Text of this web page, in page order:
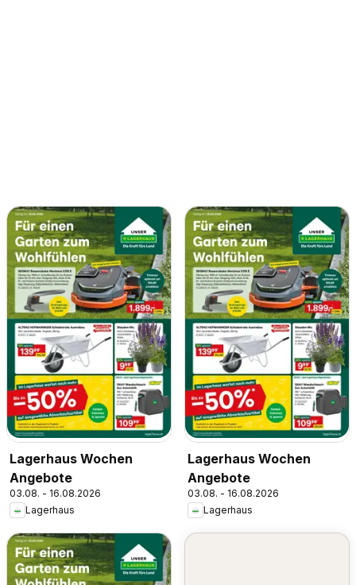
Lagerhaus Wochen
Angebote
03.08. - 16.08.2026
Lagerhaus
Lagerhaus Wochen
Angebote
03.08. - 16.08.2026
Lagerhaus